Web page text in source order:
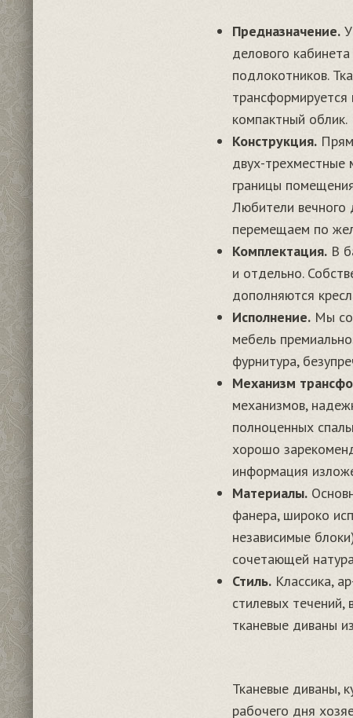
Предназначение.
делового
подлокотников.
компактный облик.
Конструкция.
двух-
границы
Любители вечного
перемещаем по
Комплектация. В
и отдельно.
дополняются
Исполнение. Мы
мебель
фурнитура,
Механизм
механизмов,
полноценных
хорошо
информация
Материалы.
фанера, широко
независимые
сочетающей
Стиль. Классика,
стилевых
тканевые диваны
Тканевые диваны,
рабочего дня